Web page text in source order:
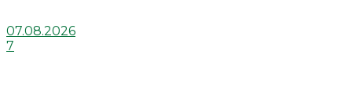
07.08.2026
7